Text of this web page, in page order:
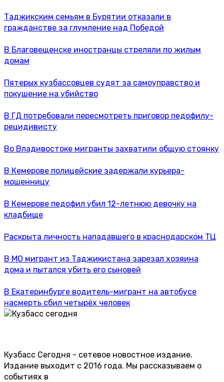
Таджикским семьям в Бурятии отказали в
гражданстве за глумление над Победой
В Благовещенске иностранцы стреляли по жилым
домам
Пятерых кузбассовцев судят за самоуправство и
покушение на убийство
В ГД потребовали пересмотреть приговор педофилу-
рецидивисту
Во Владивостоке мигранты захватили общую стоянку
В Кемерове полицейские задержали курьера-
мошенницу
В Кемерове педофил убил 12-летнюю девочку на
кладбище
Раскрыта личность нападавшего в краснодарском ТЦ
В МО мигрант из Таджикистана зарезал хозяина
дома и пытался убить его сыновей
В Екатеринбурге водитель-мигрант на автобусе
насмерть сбил четырёх человек
Кузбасс Сегодня - сетевое новостное издание.
Издание выходит с 2016 года. Мы рассказываем о
событиях в